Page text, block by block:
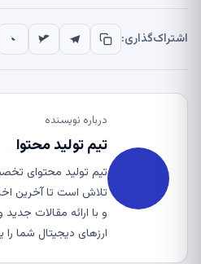
اشتراک‌گذاری:
درباره نویسنده
تیم تولید محتوا
تیم تولید محتوای
تلاش است تا آخرین
و با ارائه مقالات
ارزهای دیجیتال شما را